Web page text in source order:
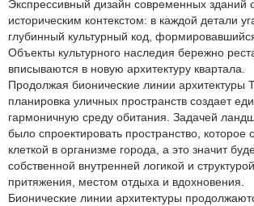
Экспрессивный дизайн современных зданий
историческим контекстом: в каждой детали
глубинный культурный код,
Объекты культурного наследия бережно
вписываются в новую архитектуру квартала.
Продолжая бионические линии архитектуры
планировка уличных пространств создает
гармоничную среду обитания. Задачей
было спроектировать пространство, которое
клеткой в организме города, а это значит
собственной внутренней логикой и
притяжения, местом отдыха и вдохновения.
Бионические линии архитектуры